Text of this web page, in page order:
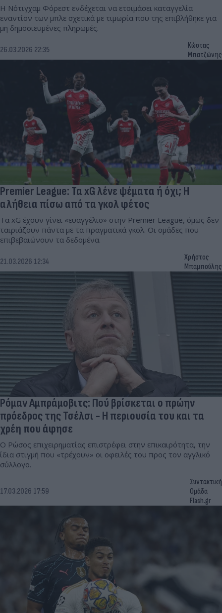
Η Νότιγχαμ Φόρεστ ενδέχεται να ετοιμάσει καταγγελία
εναντίον των μπλε σχετικά με τιμωρία που της επιβλήθηκε για
μη δημοσιευμένες πληρωμές.
26.03.2026 22:35
Κώστας
Μπατζώνης
Premier League: Τα xG λένε ψέματα ή όχι; Η
αλήθεια πίσω από τα γκολ φέτος
Τα xG έχουν γίνει «ευαγγέλιο» στην Premier League, όμως δεν
ταιριάζουν πάντα με τα πραγματικά γκολ. Οι ομάδες που
επιβεβαιώνουν τα δεδομένα.
21.03.2026 12:34
Χρήστος
Μπαμπούλης
Ρόμαν Αμπράμοβιτς: Πού βρίσκεται ο πρώην
πρόεδρος της Τσέλσι - Η περιουσία του και τα
χρέη που άφησε
Ο Ρώσος επιχειρηματίας επιστρέφει στην επικαιρότητα, την
ίδια στιγμή που «τρέχουν» οι οφειλές του προς τον αγγλικό
σύλλογο.
17.03.2026 17:59
Συντακτική
Ομάδα
Flash.gr